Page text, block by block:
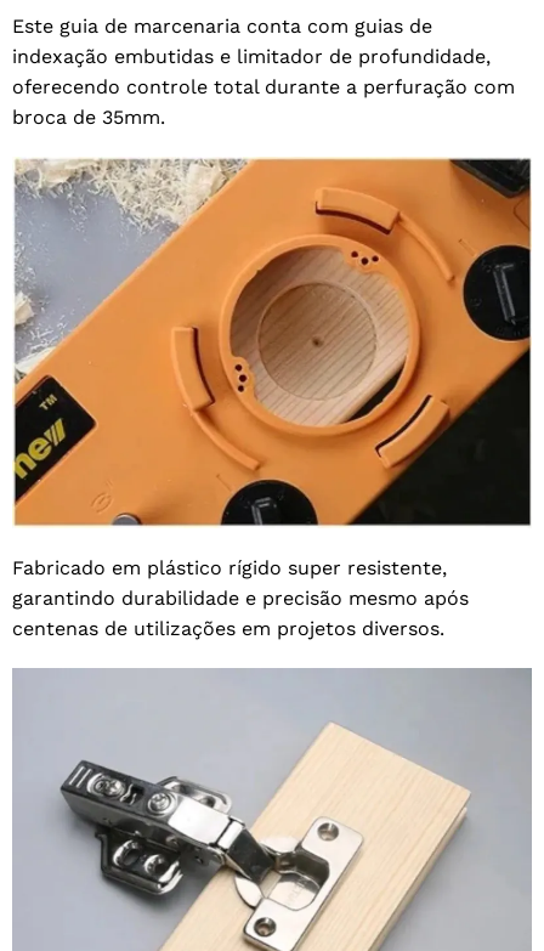
Este guia de marcenaria conta com guias de
indexação embutidas e limitador de profundidade,
oferecendo controle total durante a perfuração com
broca de 35mm.
Fabricado em plástico rígido super resistente,
garantindo durabilidade e precisão mesmo após
centenas de utilizações em projetos diversos.